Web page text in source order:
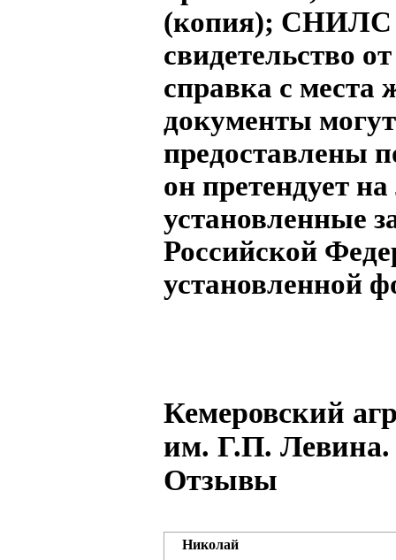
(копия); СНИЛС
свидетельство
справка с места
документы
предоставлены
он претендует
установленные
Российской
установленной
Кемеровский
им. Г.П. Левина.
Отзывы
Николай